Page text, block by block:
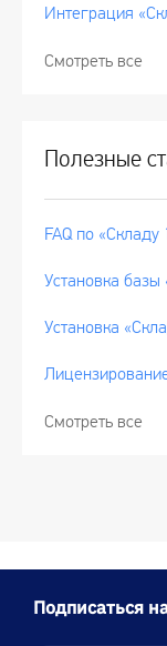
Интеграция
Смотреть все
Полезные
FAQ по «Складу
Установка
Установка
Смотреть все
Подписаться